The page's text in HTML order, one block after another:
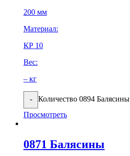
200 мм
Материал:
КР 10
Вес:
– кг
- Количество 0894 Балясины
Просмотреть
0871 Балясины